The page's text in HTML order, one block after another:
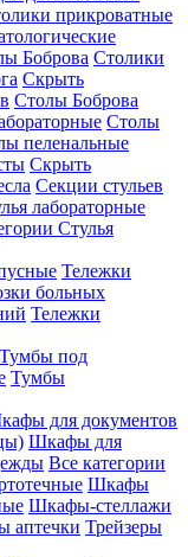
прикроватные
Боброва Столики
Скрыть
Столы Боброва
Столы
пеленальные
Скрыть
Секции стульев
лабораторные
Стулья
Тележки
больных
Тележки
Тумбы под
Тумбы
для документов
Шкафы для
Все категории
Шкафы
Шкафы-стеллажи
аптечки Трейзеры